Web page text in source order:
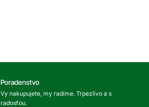
Poradenstvo
Vy nakupujete, my radíme. Trpezlivo a s
radosťou.